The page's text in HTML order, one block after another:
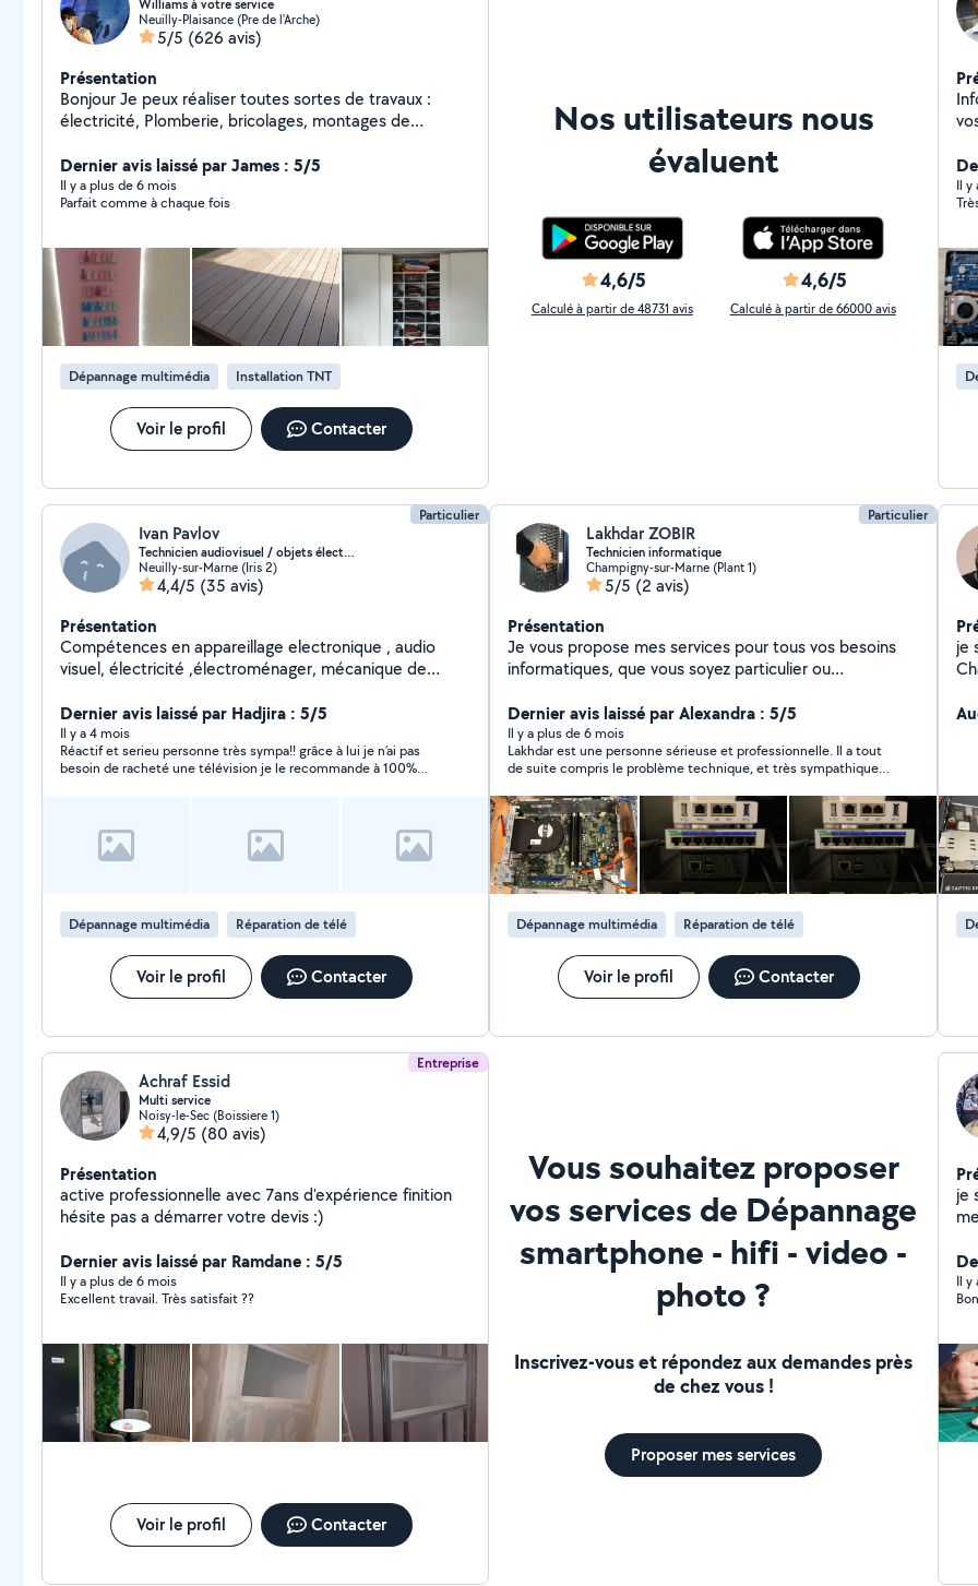
Williams à votre service
Neuilly-Plaisance (Pre de l'Arche)
5/5 (626 avis)
Présentation
Bonjour Je peux réaliser toutes sortes de travaux :
électricité, Plomberie, bricolages, montages de
propre et soigné. Zéro six,seize, Vingt six,dix sept,
Quatre vingt dix. Si vous me contactez directement par
téléphone laisser moi vos coordonnées. Merci. Williams
Dernier avis laissé par James : 5/5
Il y a plus de 6 mois
Parfait comme à chaque fois
Dépannage multimédia Installation TNT
Voir le profil Contacter
Nos utilisateurs nous
évaluent
4,6/5
Calculé à partir de 48731 avis
4,6/5
Calculé à partir de 66000 avis
durable. Mes
et
:
Il y
Particulier
Ivan Pavlov
Technicien audiovisuel / objets électroniques
Neuilly-sur-Marne (Iris 2)
4,4/5 (35 avis)
Présentation
Compétences en appareillage electronique , audio
visuel, électricité ,électroménager, mécanique de
Dernier avis laissé par Hadjira : 5/5
Il y a 4 mois
Réactif et serieu personne très sympa!! grâce à lui je n’ai pas
besoin de racheté une télévision je le recommande à 100%
Dépannage multimédia Réparation de télé
Voir le profil Contacter
Particulier
Lakhdar ZOBIR
Technicien informatique
Champigny-sur-Marne (Plant 1)
5/5 (2 avis)
Présentation
Je vous propose mes services pour tous vos besoins
informatiques, que vous soyez particulier ou
lents, bugs Windows/Mac, virus, problèmes internet
Installation & configuration : PC, imprimantes, box
internet, Wi-Fi, logiciels Optimisation & mise à jour :
nettoyage, ajout de mémoire, SSD, paramétrages
Récupération de données & sauvegarde Formation
personnalisée : bureautique, messagerie, sécurité en
ligne Disponible à domicile ou à distance Explications
simples et claires Travail sérieux, rapide et efficace
Dernier avis laissé par Alexandra : 5/5
Il y a plus de 6 mois
Lakhdar est une personne sérieuse et professionnelle. Il a tout
de suite compris le problème technique, et très sympathique
Dépannage multimédia Réparation de télé
Voir le profil Contacter
je
Entreprise
Achraf Essid
Multi service
Noisy-le-Sec (Boissiere 1)
4,9/5 (80 avis)
Présentation
active professionnelle avec 7ans d'expérience finition
hésite pas a démarrer votre devis :)
Dernier avis laissé par Ramdane : 5/5
Il y a plus de 6 mois
Excellent travail. Très satisfait ??
Voir le profil Contacter
Vous souhaitez proposer
vos services de Dépannage
smartphone - hifi - video -
photo ?
Inscrivez-vous et répondez aux demandes près
de chez vous !
Proposer mes services
je
Il y